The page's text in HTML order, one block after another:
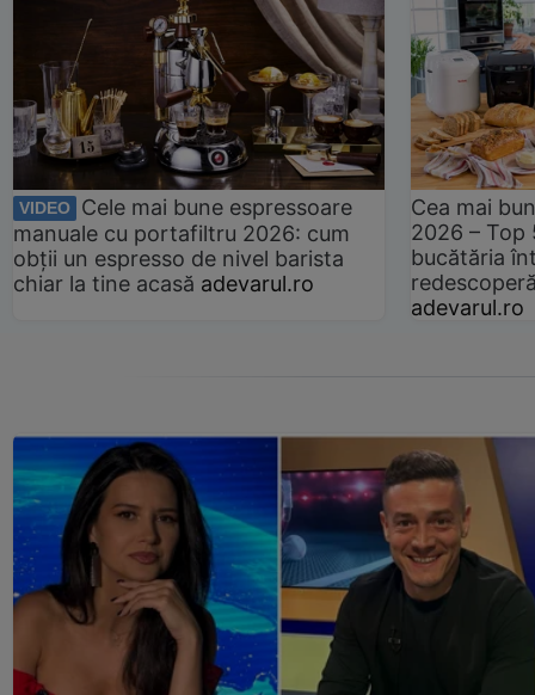
VIDEO
Cele mai bune espressoare
manuale cu portafiltru 2026: cum
obții un espresso de nivel barista
chiar la tine acasă adevarul.ro
Cea mai
2026 –
bucătăria
adevarul.ro